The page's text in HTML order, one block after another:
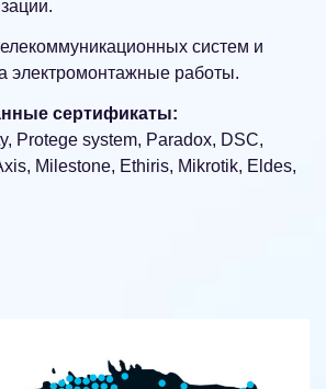
систем и
электромонтажные работы.
сертификаты:
Protege system, Paradox, DSC,
Milestone, Ethiris, Mikrotik, Eldes,